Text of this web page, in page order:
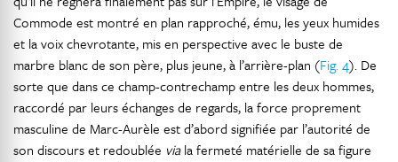
Commode est montré en plan rapproché, ému, les yeux humides
et la voix chevrotante, mis en perspective avec le buste de
marbre blanc de son père, plus jeune, à l’arrière-plan (Fig. 4). De
sorte que dans ce champ-contrechamp entre les deux hommes,
raccordé par leurs échanges de regards, la force proprement
masculine de Marc-Aurèle est d’abord signifiée par l’autorité de
son discours et redoublée viala fermeté matérielle de sa figure